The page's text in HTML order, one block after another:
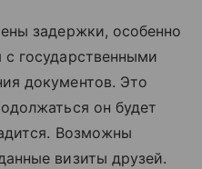
задержки, особенно
государственными
документов. Это
он будет
Возможны
визиты друзей.